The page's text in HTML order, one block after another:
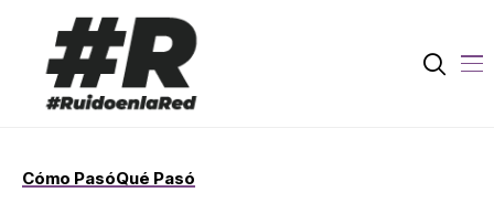
Cómo PasóQué Pasó